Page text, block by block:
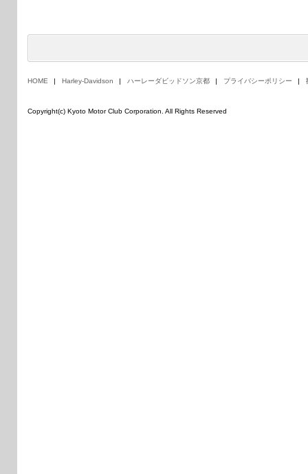
HOME Harley-Davidson ハーレーダビッドソン京都 プライバシーポリシー
Copyright(c) Kyoto Motor Club Corporation. All Rights Reserved